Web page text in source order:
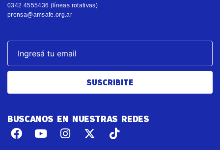
0342 4555436 (líneas rotativas)
prensa@amsafe.org.ar
SUSCRIBITE
BUSCANOS EN NUESTRAS REDES